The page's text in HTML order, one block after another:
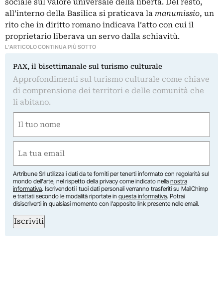
sociale sul valore universale della libertà. Del resto,
all’interno della Basilica si praticava la manumissio, un
rito che in diritto romano indicava l’atto con cui il
proprietario liberava un servo dalla schiavitù.
L'ARTICOLO CONTINUA PIÙ SOTTO
PAX, il bisettimanale sul turismo culturale
Approfondimenti sul turismo culturale come chiave
di comprensione dei territori e delle comunità che
li abitano.
(Required)
First
(Required)
Artribune Srl utilizza i dati da te forniti per tenerti informato con regolarità sul
mondo dell'arte, nel rispetto della privacy come indicato nella nostra
informativa. Iscrivendoti i tuoi dati personali verranno trasferiti su MailChimp
e trattati secondo le modalità riportate in questa informativa. Potrai
disiscriverti in qualsiasi momento con l'apposito link presente nelle email.
Iscriviti